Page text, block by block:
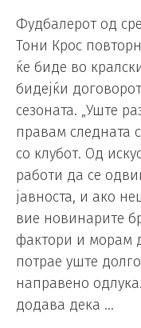
Фудбалерот од
Тони Крос
ќе биде во
бидејќи
сезоната. „Уште
правам следната
со клубот. Од
работи да се
јавноста, и ако
вие новинарите
фактори и морам
потрае уште
направено
додава дека …